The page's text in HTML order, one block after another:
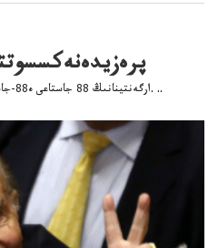
ارگەنتينانىڭ 88 جاستاعى ە88-جاستاعىنتى كارلەكسمەنەپرەزيدەنتىالىندى. ..